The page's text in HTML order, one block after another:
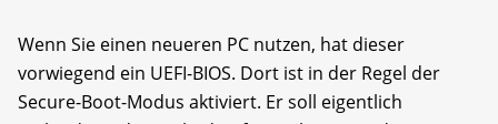
Wenn Sie einen neueren PC nutzen, hat dieser
vorwiegend ein UEFI-BIOS. Dort ist in der Regel der
Secure-Boot-Modus aktiviert. Er soll eigentlich